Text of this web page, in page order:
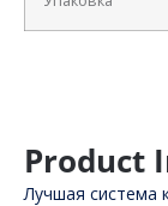
Product
Лучшая система